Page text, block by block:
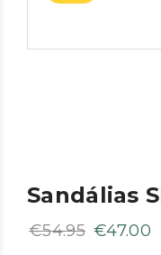
Sandálias
€54.95 O
€47.00